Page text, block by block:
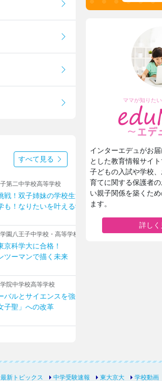
すべて見る
上野学園中学校・高等学校
ハープやフルート！ひとり一つの
上野ならではのフィールドワーク
東京家政大学附属女子中学校高等学
新校長に就任！未来の展望について
生成AIを“アシスタント”に
発想を形にする授業でキャリア教育
ママが知りた
インターエデュがお
とした教育情報サイト
子どもの入試や学校
育てに関する保護者
い親子関係を築くた
ます。
詳しく
最新トピックス 中学受験速報 東大京大 学校動画